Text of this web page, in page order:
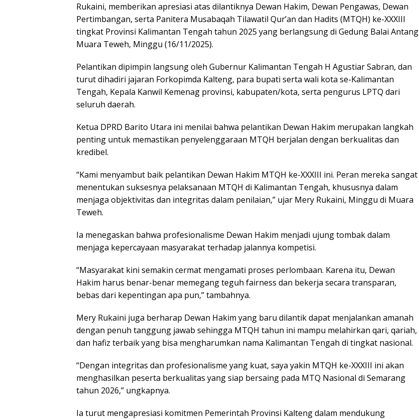
Rukaini, memberikan apresiasi atas dilantiknya Dewan Hakim, Dewan Pengawas, Dewan
Pertimbangan, serta Panitera Musabaqah Tilawatil Qur’an dan Hadits (MTQH) ke-XXXIII
tingkat Provinsi Kalimantan Tengah tahun 2025 yang berlangsung di Gedung Balai Antang
Muara Teweh, Minggu (16/11/2025).
Pelantikan dipimpin langsung oleh Gubernur Kalimantan Tengah H Agustiar Sabran, dan
turut dihadiri jajaran Forkopimda Kalteng, para bupati serta wali kota se-Kalimantan
Tengah, Kepala Kanwil Kemenag provinsi, kabupaten/kota, serta pengurus LPTQ dari
seluruh daerah.
Ketua DPRD Barito Utara ini menilai bahwa pelantikan Dewan Hakim merupakan langkah
penting untuk memastikan penyelenggaraan MTQH berjalan dengan berkualitas dan
kredibel.
“Kami menyambut baik pelantikan Dewan Hakim MTQH ke-XXXIII ini. Peran mereka sangat
menentukan suksesnya pelaksanaan MTQH di Kalimantan Tengah, khususnya dalam
menjaga objektivitas dan integritas dalam penilaian,” ujar Mery Rukaini, Minggu di Muara
Teweh.
Ia menegaskan bahwa profesionalisme Dewan Hakim menjadi ujung tombak dalam
menjaga kepercayaan masyarakat terhadap jalannya kompetisi.
“Masyarakat kini semakin cermat mengamati proses perlombaan. Karena itu, Dewan
Hakim harus benar-benar memegang teguh fairness dan bekerja secara transparan,
bebas dari kepentingan apa pun,” tambahnya.
Mery Rukaini juga berharap Dewan Hakim yang baru dilantik dapat menjalankan amanah
dengan penuh tanggung jawab sehingga MTQH tahun ini mampu melahirkan qari, qariah,
dan hafiz terbaik yang bisa mengharumkan nama Kalimantan Tengah di tingkat nasional.
“Dengan integritas dan profesionalisme yang kuat, saya yakin MTQH ke-XXXIII ini akan
menghasilkan peserta berkualitas yang siap bersaing pada MTQ Nasional di Semarang
tahun 2026,” ungkapnya.
Ia turut mengapresiasi komitmen Pemerintah Provinsi Kalteng dalam mendukung